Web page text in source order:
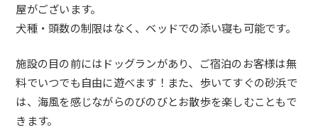
屋がございます。
犬種・頭数の制限はなく、ベッドでの添い寝も可能です。
施設の目の前にはドッグランがあり、ご宿泊のお客様は無
料でいつでも自由に遊べます！また、歩いてすぐの砂浜で
は、海風を感じながらのびのびとお散歩を楽しむこともで
きます。